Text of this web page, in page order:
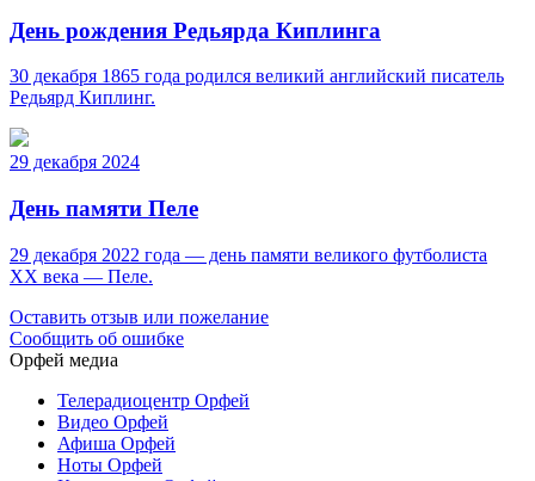
День рождения Редьярда Киплинга
30 декабря 1865 года родился великий английский писатель
Редьярд Киплинг.
29 декабря 2024
День памяти Пеле
29 декабря 2022 года — день памяти великого футболиста
ХХ века — Пеле.
Оставить отзыв или пожелание
Сообщить об ошибке
Орфей медиа
Телерадиоцентр Орфей
Видео Орфей
Афиша Орфей
Ноты Орфей